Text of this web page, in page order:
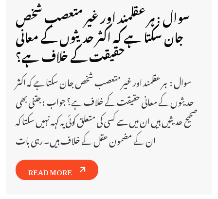
سوال : ہر عقلمند اور غیر متعصب شخص
جان سکتا ہے کہ اکثر حدیثوں کے معانی
حقیقت کے خلاف ہے؟
سوال : ہر عقلمند اور غیر متعصب شخص جان سکتا ہے کہ اکثر
حدیثوں کے معانی حقیقت کے خلاف ہے؟ جواب : جتنی بھی
صحیح حدیثیں ہیں ان میں سے کسی کی متعلق کوئی یہ کہہ نہیں سکتا کہ
ان کے مضمون عقل کے خلاف ہیں۔ رہی بات
READ MORE